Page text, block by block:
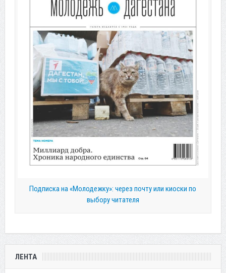
Подписка на «Молодежку»: через почту или киоски по
выбору читателя
ЛЕНТА